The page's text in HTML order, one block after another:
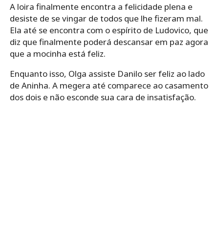
A loira finalmente encontra a felicidade plena e
desiste de se vingar de todos que lhe fizeram mal.
Ela até se encontra com o espírito de Ludovico, que
diz que finalmente poderá descansar em paz agora
que a mocinha está feliz.
Enquanto isso, Olga assiste Danilo ser feliz ao lado
de Aninha. A megera até comparece ao casamento
dos dois e não esconde sua cara de insatisfação.